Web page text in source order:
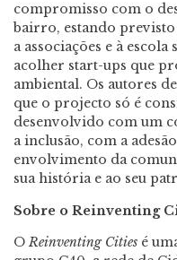
compromisso com o
bairro, estando
a associações e à
acolher start-ups que
ambiental. Os autores
que o projecto só é
desenvolvido com um
a inclusão, com a
envolvimento da
sua história e ao seu
Sobre o Reinventing
O Reinventing Cities é